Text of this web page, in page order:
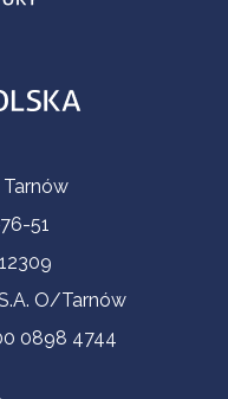
51
O/Tarnów
0898 4744